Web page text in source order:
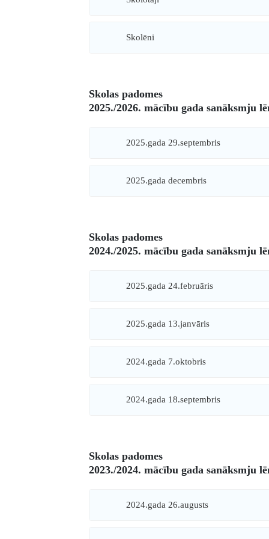
Skolēni
Skolas padomes
2025./2026. mācību gada sanāksmju
2025.gada 29.septembris
2025.gada decembris
Skolas padomes
2024./2025. mācību gada sanāksmju
2025.gada 24.februāris
2025.gada 13.janvāris
2024.gada 7.oktobris
2024.gada 18.septembris
Skolas padomes
2023./2024. mācību gada sanāksmju
2024.gada 26.augusts